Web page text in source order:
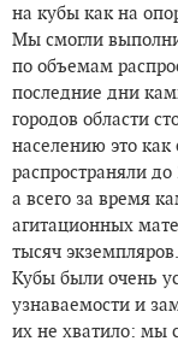
на кубы как на
Мы смогли
по объемам
последние дни
городов области
населению это как
распространяли
а всего за время
агитационных
тысяч экземпляров.
Кубы были очень
узнаваемости и
их не хватило: мы